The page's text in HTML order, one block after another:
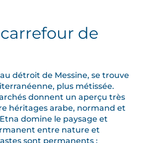
de
détroit de Messine, se trouve
plus métissée.
donnent un aperçu très
héritages arabe, normand et
domine le paysage et
entre nature et
sont permanents :